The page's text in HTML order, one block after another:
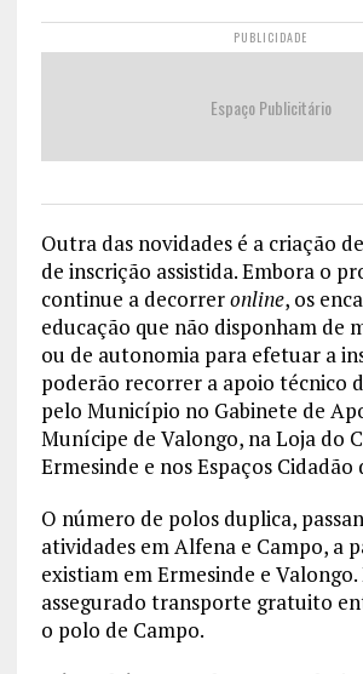
PUBLICIDADE
Espaço Publicitário
Outra das novidades é a criação
de inscrição assistida. Embora o
continue a decorreronline, os
educação que não disponham de
ou de autonomia para efetuar a
poderão recorrer a apoio técnico
pelo Município no Gabinete de
Munícipe de Valongo, na Loja do
Ermesinde e nos Espaços
O número de polos duplica,
atividades em Alfena e Campo, a
existiam em Ermesinde e
assegurado transporte gratuito
o polo de Campo.